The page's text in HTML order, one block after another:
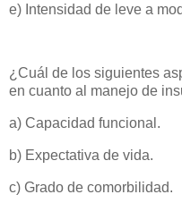
e) Intensidad de leve a
¿Cuál de los siguientes
en cuanto al manejo de
a) Capacidad funcional.
b) Expectativa de vida.
c) Grado de comorbilidad.